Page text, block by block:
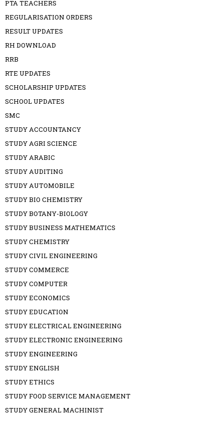
PTA TEACHERS
REGULARISATION ORDERS
RESULT UPDATES
RH DOWNLOAD
RRB
RTE UPDATES
SCHOLARSHIP UPDATES
SCHOOL UPDATES
SMC
STUDY ACCOUNTANCY
STUDY AGRI SCIENCE
STUDY ARABIC
STUDY AUDITING
STUDY AUTOMOBILE
STUDY BIO CHEMISTRY
STUDY BOTANY-BIOLOGY
STUDY BUSINESS MATHEMATICS
STUDY CHEMISTRY
STUDY CIVIL ENGINEERING
STUDY COMMERCE
STUDY COMPUTER
STUDY ECONOMICS
STUDY EDUCATION
STUDY ELECTRICAL ENGINEERING
STUDY ELECTRONIC ENGINEERING
STUDY ENGINEERING
STUDY ENGLISH
STUDY ETHICS
STUDY FOOD SERVICE MANAGEMENT
STUDY GENERAL MACHINIST